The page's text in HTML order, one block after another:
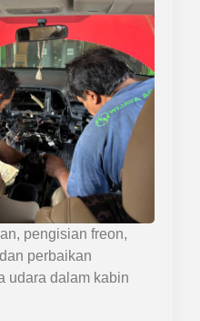
pengisian freon,
perbaikan
udara dalam kabin